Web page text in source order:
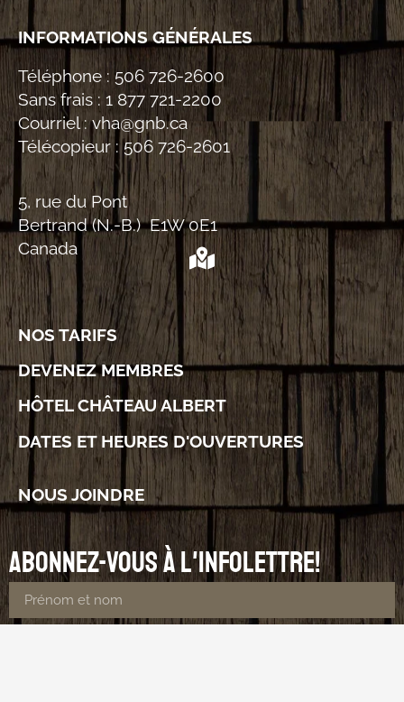
Abonnez-vous à l'infolettre!
INFORMATIONS GÉNÉRALES
Téléphone : 506 726-2600
Sans frais : 1 877 721-2200
Courriel :vha@gnb.ca
Télécopieur :506 726-2601
5, rue du Pont
Bertrand (N.-B.) E1W 0E1
Canada
NOS TARIFS
DEVENEZ MEMBRES
HÔTEL CHÂTEAU ALBERT
DATES ET HEURES D'OUVERTURES
NOUS JOINDRE